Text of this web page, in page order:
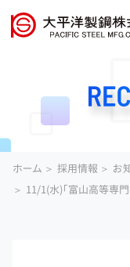
ホーム 採用情報
お
11/1(水)「富山高等専